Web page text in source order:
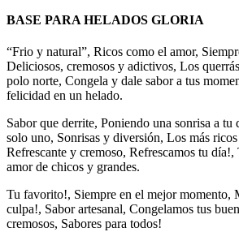
BASE PARA HELADOS GLORIA
“Frio y natural”, Ricos como el amor,
Deliciosos, cremosos y adictivos, Los
polo norte, Congela y dale sabor a tus
felicidad en un helado.
Sabor que derrite, Poniendo una sonrisa a tu
solo uno, Sonrisas y diversión, Los más
Refrescante y cremoso, Refrescamos tu
amor de chicos y grandes.
Tu favorito!, Siempre en el mejor momento,
culpa!, Sabor artesanal, Congelamos tus
cremosos, Sabores para todos!